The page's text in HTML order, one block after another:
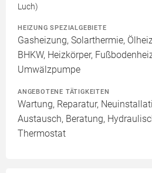
Luch)
HEIZUNG SPEZIALGEBIETE
Gasheizung, Solarthermie,
BHKW, Heizkörper,
Umwälzpumpe
ANGEBOTENE TÄTIGKEITEN
Wartung, Reparatur,
Austausch, Beratung,
Thermostat